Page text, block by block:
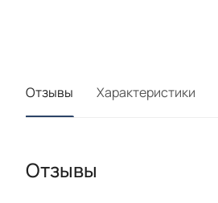
Отзывы Характеристики
Отзывы